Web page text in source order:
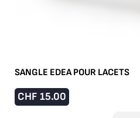
SANGLE EDEA POUR LACETS
CHF 15.00